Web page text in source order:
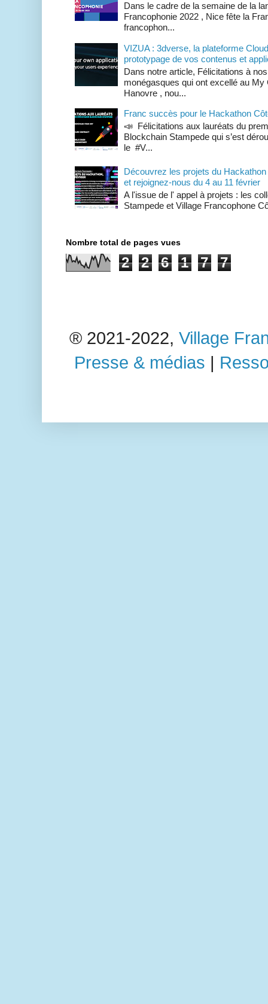
Dans le cadre de la semaine de la
Francophonie 2022 , Nice fête la
francophon...
VIZUA : 3dverse, la plateforme
prototypage de vos contenus et
Dans notre article, Félicitations à
monégasques qui ont excellé au My
Hanovre , nou...
Franc succès pour le Hackathon
📣 Félicitations aux lauréats du
Blockchain Stampede qui s’est
le #V...
Découvrez les projets du
et rejoignez-nous du 4 au 11 février
A l'issue de l' appel à projets : les
Stampede et Village Francophone
Nombre total de pages vues
2 2 6 1 7 7
®️ 2021-2022, Village
Presse & médias |